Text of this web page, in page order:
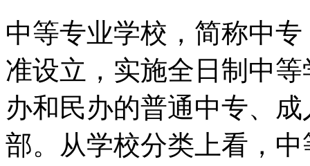
中等专业学校，简称中
准设立，实施全日制中
办和民办的普通中专、
部。从学校分类上看，